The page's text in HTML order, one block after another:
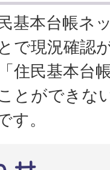
基本台帳ネ
で現況確認
住民基本台
とができな
す。